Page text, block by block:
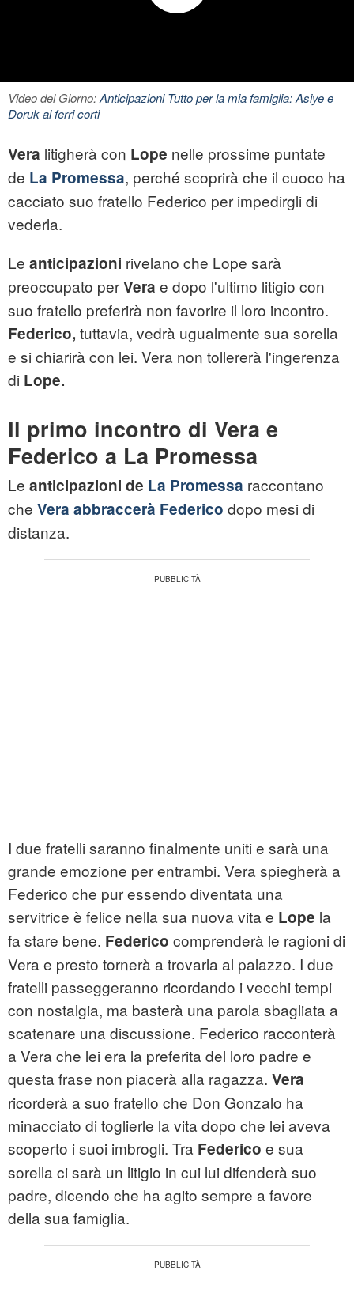
Video del Giorno:Anticipazioni Tutto per la mia famiglia: Asiye e
Doruk ai ferri corti
Vera litigherà con Lope nelle prossime puntate
de La Promessa, perché scoprirà che il cuoco ha
cacciato suo fratello Federico per impedirgli di
vederla.
Le anticipazioni rivelano che Lope sarà
preoccupato perVera e dopo l'ultimo litigio con
suo fratello preferirà non favorire il loro incontro.
Federico, tuttavia, vedrà ugualmente sua sorella
e si chiarirà con lei. Vera non tollererà l'ingerenza
di Lope.
Il primo incontro di Vera e
Federico a La Promessa
Le anticipazioni de La Promessa raccontano
che Vera abbraccerà Federico dopo mesi di
distanza.
I due fratelli saranno finalmente uniti e sarà una
grande emozione per entrambi. Vera spiegherà a
Federico che pur essendo diventata una
servitrice è felice nella sua nuova vita e Lope la
fa stare bene. Federico comprenderà le ragioni di
Vera e presto tornerà a trovarla al palazzo. I due
fratelli passeggeranno ricordando i vecchi tempi
con nostalgia, ma basterà una parola sbagliata a
scatenare una discussione. Federico racconterà
a Vera che lei era la preferita del loro padre e
questa frase non piacerà alla ragazza. Vera
ricorderà a suo fratello che Don Gonzalo ha
minacciato di toglierle la vita dopo che lei aveva
scoperto i suoi imbrogli. Tra Federico e sua
sorella ci sarà un litigio in cui lui difenderà suo
padre, dicendo che ha agito sempre a favore
della sua famiglia.